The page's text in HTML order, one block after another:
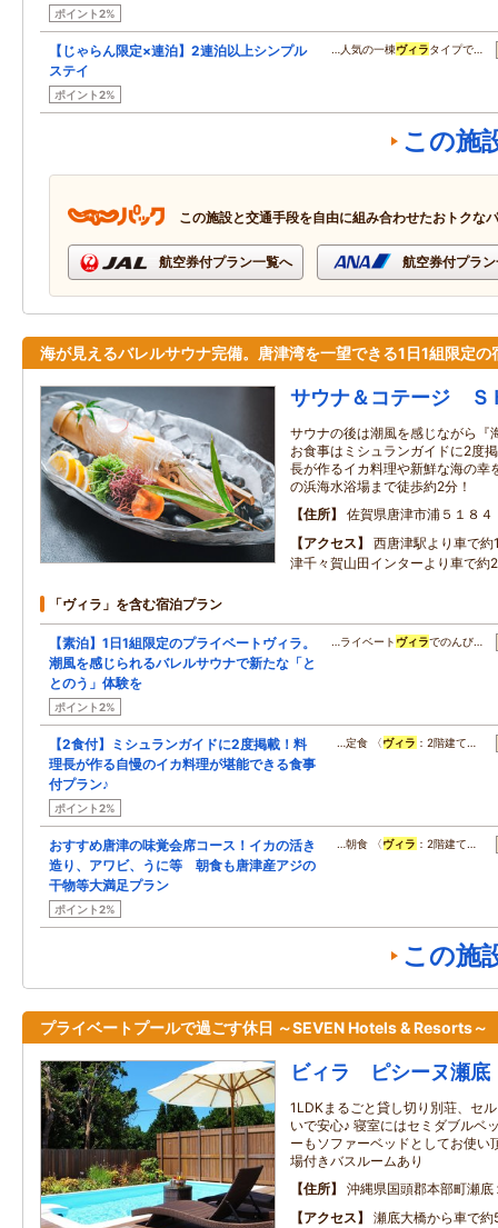
ポイント2%
【じゃらん限定×連泊】2連泊以上シンプル
ステイ
ポイント2%
…人気の一棟ヴィラタイプで…
この施
この施設と交通手段を自由に組み合わせたおトクな
航空券付プラン一覧へ 航空券付プラ
海が見えるバレルサウナ完備。唐津湾を一望できる1日1組限定の
サウナ＆コテージ Ｓ
サウナの後は潮風を感じながら『
お食事はミシュランガイドに2度
長が作るイカ料理や新鮮な海の幸
の浜海水浴場まで徒歩約2分！
住所
佐賀県唐津市浦５１８４
アクセス
西唐津駅より車で
津千々賀山田インターより車で約
「ヴィラ」を含む宿泊プラン
【素泊】1日1組限定のプライベートヴィラ。
潮風を感じられるバレルサウナで新たな「と
とのう」体験を
ポイント2%
…ライベート ヴィラでのんび…
【2食付】ミシュランガイドに2度掲載！料
理長が作る自慢のイカ料理が堪能できる食事
付プラン♪
ポイント2%
…定食 〈ヴィラ ：2階建て…
おすすめ唐津の味覚会席コース！イカの活き
造り、アワビ、うに等 朝食も唐津産アジの
干物等大満足プラン
ポイント2%
…朝食 〈ヴィラ ：2階建て…
この施
プライベートプールで過ごす休日 ～SEVEN Hotels & Resorts～
ビィラ ピシーヌ瀬底
1LDKまるごと貸し切り別荘、セ
いで安心♪ 寝室にはセミダブルベ
ーもソファーベッドとしてお使い
場付きバスルームあり
住所
沖縄県国頭郡本部町瀬底
アクセス
瀬底大橋から車で